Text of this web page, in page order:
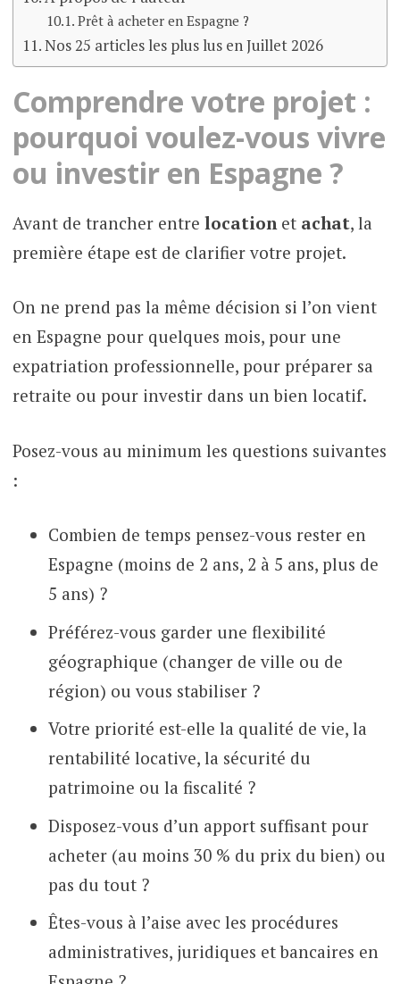
Prêt à acheter en Espagne ?
Nos 25 articles les plus lus en Juillet 2026
Comprendre votre projet :
pourquoi voulez-vous vivre
ou investir en Espagne ?
Avant de trancher entre locationet achat, la
première étape est de clarifier votre projet.
On ne prend pas la même décision si l’on vient
en Espagne pour quelques mois, pour une
expatriation professionnelle, pour préparer sa
retraite ou pour investir dans un bien locatif.
Posez-vous au minimum les questions suivantes
:
Combien de temps pensez-vous rester en
Espagne (moins de 2 ans, 2 à 5 ans, plus de
5 ans) ?
Préférez-vous garder une flexibilité
géographique (changer de ville ou de
région) ou vous stabiliser ?
Votre priorité est-elle la qualité de vie, la
rentabilité locative, la sécurité du
patrimoine ou la fiscalité ?
Disposez-vous d’un apport suffisant pour
acheter (au moins 30 % du prix du bien) ou
pas du tout ?
Êtes-vous à l’aise avec les procédures
administratives, juridiques et bancaires en